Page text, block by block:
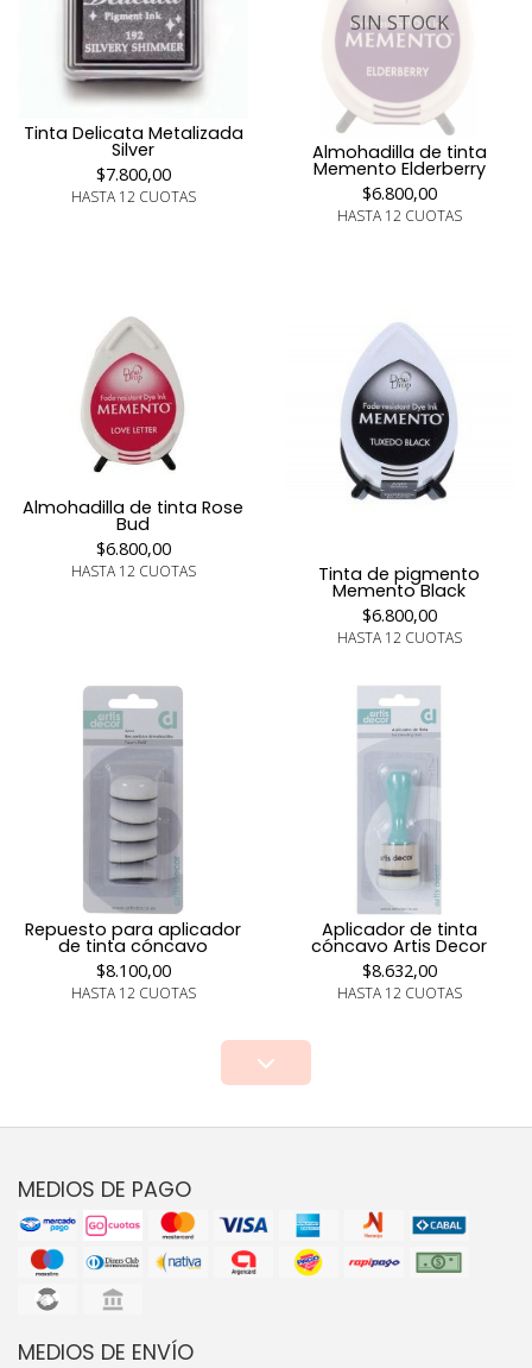
Tinta Delicata Metalizada
Silver
$7.800,00
HASTA 12 CUOTAS
SIN STOCK
Almohadilla de tinta
Memento Elderberry
$6.800,00
HASTA 12 CUOTAS
Almohadilla de tinta Rose
Bud
$6.800,00
HASTA 12 CUOTAS Tinta de pigmento
Memento Black
$6.800,00
HASTA 12 CUOTAS
Repuesto para aplicador
de tinta cóncavo
$8.100,00
HASTA 12 CUOTAS
Aplicador de tinta
cóncavo Artis Decor
$8.632,00
HASTA 12 CUOTAS
MEDIOS DE PAGO
MEDIOS DE ENVÍO